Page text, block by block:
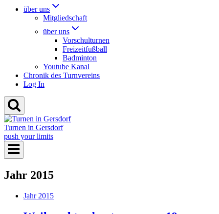
über uns
Mitgliedschaft
über uns
Vorschulturnen
Freizeitfußball
Badminton
Youtube Kanal
Chronik des Turnvereins
Log In
Turnen in Gersdorf
push your limits
Jahr 2015
Jahr 2015